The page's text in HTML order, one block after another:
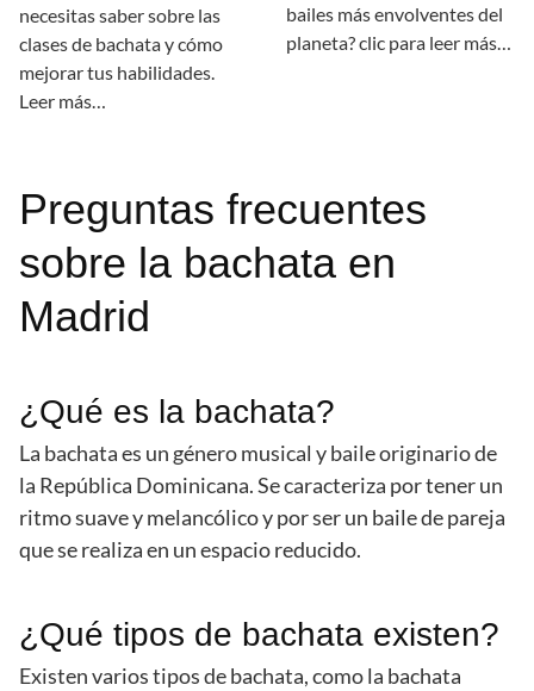
necesitas saber sobre las
clases de bachata y cómo
mejorar tus habilidades.
Leer más…
bailes más envolventes del
planeta? clic para leer más…
Preguntas frecuentes
sobre la bachata en
Madrid
¿Qué es la bachata?
La bachata es un género musical y baile originario de
la República Dominicana. Se caracteriza por tener un
ritmo suave y melancólico y por ser un baile de pareja
que se realiza en un espacio reducido.
¿Qué tipos de bachata existen?
Existen varios tipos de bachata, como la bachata